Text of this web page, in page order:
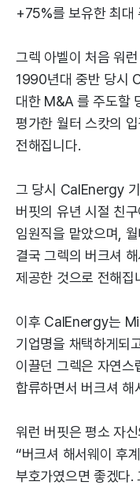
+75%를 보유한 최대
그렉 아벨이 처음 워
1990년대 중반 당시
대한 M&A 를 주도할
평가한 월터 스캇의
전해집니다.
그 당시 CalEnergy
버핏의 유년 시절 친
임원직을 맡았으며,
결국 그렉의 버크셔
제공한 것으로 전해집
이후 CalEnergy는
기업명을 채택하게되
이끌던 그렉은 자연스
합류하면서 버크셔 해
워런 버핏은 평소 자
“버크셔 해서웨이 후
부호가였으면 좋겠다.